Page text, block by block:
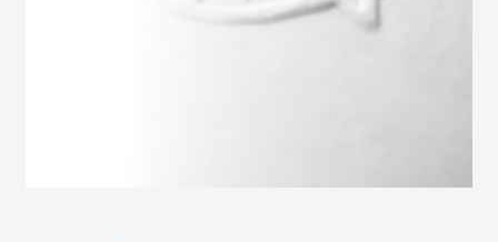
institutionelle Anleger bieten wir individuelle